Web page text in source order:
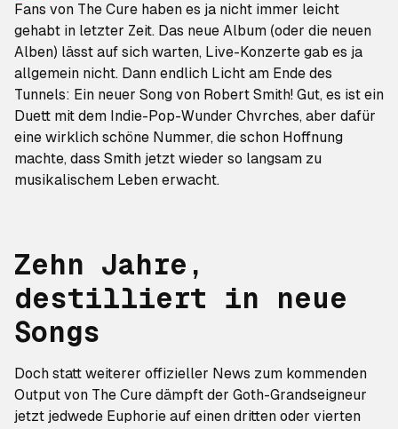
Fans von The Cure haben es ja nicht immer leicht
gehabt in letzter Zeit. Das neue Album (oder die neuen
Alben) lässt auf sich warten, Live-Konzerte gab es ja
allgemein nicht. Dann endlich Licht am Ende des
Tunnels: Ein neuer Song von Robert Smith! Gut, es ist ein
Duett mit dem Indie-Pop-Wunder Chvrches, aber dafür
eine wirklich schöne Nummer, die schon Hoffnung
machte, dass Smith jetzt wieder so langsam zu
musikalischem Leben erwacht.
Zehn Jahre,
destilliert in neue
Songs
Doch statt weiterer offizieller News zum kommenden
Output von The Cure dämpft der Goth-Grandseigneur
jetzt jedwede Euphorie auf einen dritten oder vierten